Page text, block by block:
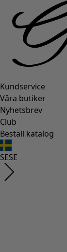
Kundservice
Våra butiker
Nyhetsbrev
Club
Beställ katalog
SESE